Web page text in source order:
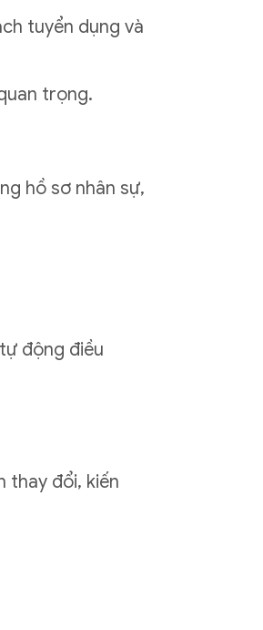
tuyển dụng và
trọng.
hồ sơ nhân sự,
động điều
thay đổi, kiến